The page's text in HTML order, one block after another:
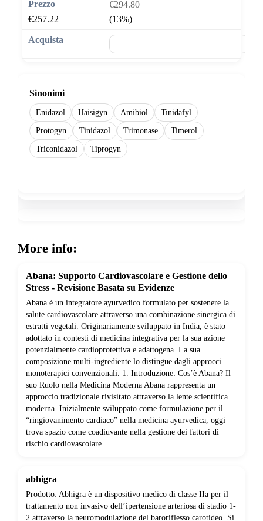
€294.80
€257.22
(13%)
Sinonimi
Enidazol Haisigyn Amibiol
Tinidafyl
Protogyn
Tinidazol Trimonase
Timerol
Triconidazol
Tiprogyn
More info:
Abana: Supporto Cardiovascolare e Gestione dello
Stress - Revisione Basata su Evidenze
Abana è un integratore ayurvedico formulato per sostenere la
salute cardiovascolare attraverso una combinazione sinergica di
estratti vegetali. Originariamente sviluppato in India, è stato
adottato in contesti di medicina integrativa per la sua azione
potenzialmente cardioprotettiva e adattogena. La sua
composizione multi-ingrediente lo distingue dagli approcci
monoterapici convenzionali. 1. Introduzione: Cos’è Abana? Il
suo Ruolo nella Medicina Moderna Abana rappresenta un
approccio tradizionale rivisitato attraverso la lente scientifica
moderna. Inizialmente sviluppato come formulazione per il
“ringiovanimento cardiaco” nella medicina ayurvedica, oggi
trova spazio come coadiuvante nella gestione dei fattori di
rischio cardiovascolare.
abhigra
Prodotto: Abhigra è un dispositivo medico di classe IIa per il
trattamento non invasivo dell’ipertensione arteriosa di stadio 1-
2 attraverso la neuromodulazione del baroriflesso carotideo. Si